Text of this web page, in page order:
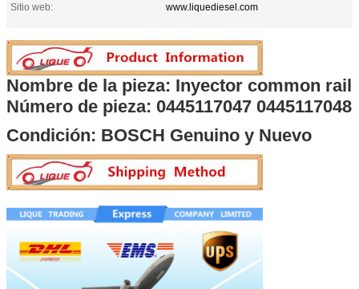
Sitio web:
www.liquediesel.com
Nombre de la pieza: Inyector common rail
Número de pieza: 0445117047 0445117048
Condición: BOSCH Genuino y Nuevo